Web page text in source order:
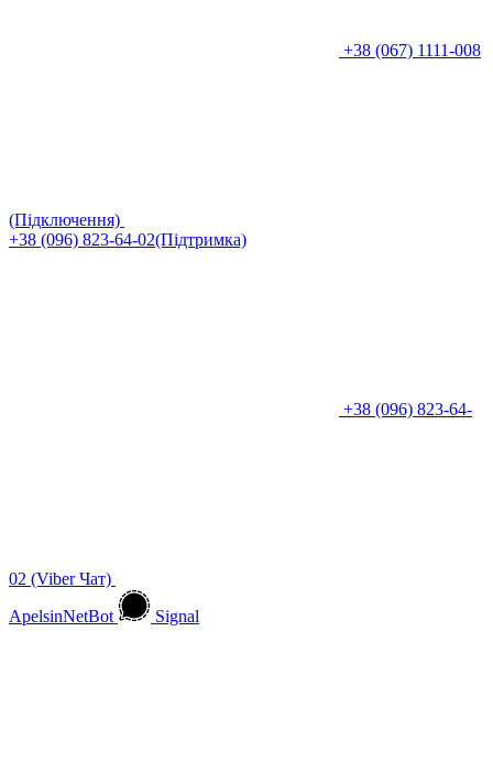
+38 (067) 1111-008
(Підключення)
+38 (096) 823-64-02(Підтримка)
+38 (096) 823-64-
02 (Viber Чат)
ApelsinNetBot
Signal